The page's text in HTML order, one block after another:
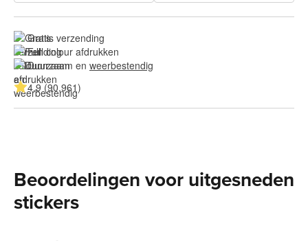
Gratis verzending
Full colour afdrukken
Duurzaam en weerbestendig
4.9 (90.961)
Beoordelingen voor uitgesneden
stickers